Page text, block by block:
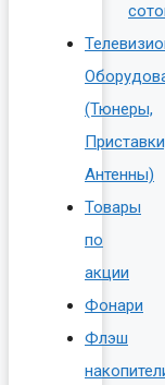
(Тюнеры,
Антенны)
Товары
по
акции
Фонари
Флэш